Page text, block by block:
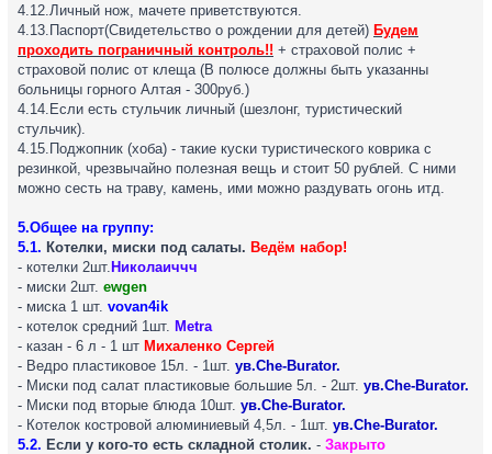
4.12.Личный нож, мачете приветствуются.
4.13.Паспорт(Свидетельство о рождении для детей) Будем
проходить пограничный контроль!! + страховой полис +
страховой полис от клеща (В полюсе должны быть указанны
больницы горного Алтая - 300руб.)
4.14.Если есть стульчик личный (шезлонг, туристический
стульчик).
4.15.Поджопник (хоба) - такие куски туристического коврика с
резинкой, чрезвычайно полезная вещь и стоит 50 рублей. С ними
можно сесть на траву, камень, ими можно раздувать огонь итд.
5.Общее на группу:
5.1. Котелки, миски под салаты. Ведём набор!
- котелки 2шт. Николаиччч
- миски 2шт. ewgen
- миска 1 шт. vovan4ik
- котелок средний 1шт. Metra
- казан - 6 л - 1 шт Михаленко Сергей
- Ведро пластиковое 15л. - 1шт. ув.Che-Burator.
- Миски под салат пластиковые большие 5л. - 2шт. ув.Che-Burator.
- Миски под вторые блюда 10шт. ув.Che-Burator.
- Котелок костровой алюминиевый 4,5л. - 1шт. ув.Che-Burator.
5.2. Если у кого-то есть складной столик. - Закрыто